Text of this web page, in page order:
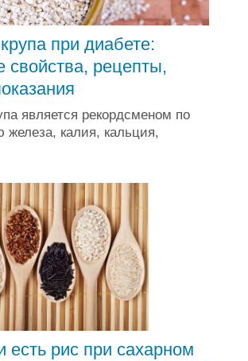
при диабете:
свойства, рецепты,
является рекордсменом по
железа, калия, кальция,
рис при сахарном